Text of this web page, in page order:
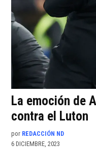
La emoción de
contra el Luton
por REDACCIÓN ND
6 DICIEMBRE, 2023